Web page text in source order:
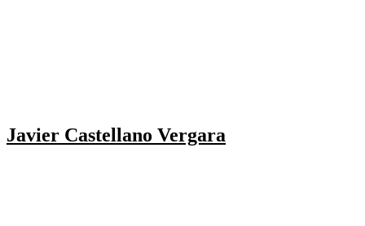
Javier Castellano Vergara